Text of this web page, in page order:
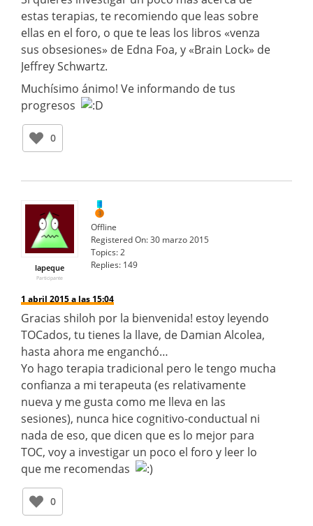
estas terapias, te recomiendo que leas sobre
ellas en el foro, o que te leas los libros «venza
sus obsesiones» de Edna Foa, y «Brain Lock» de
Jeffrey Schwartz.
Muchísimo ánimo! Ve informando de tus
progresos
0
lapeque
Participante
Offline
Registered On:30 marzo 2015
Topics:2
Replies: 149
1 abril 2015 a las 15:04
Gracias shiloh por la bienvenida! estoy leyendo
TOCados, tu tienes la llave, de Damian Alcolea,
hasta ahora me enganchó…
Yo hago terapia tradicional pero le tengo mucha
confianza a mi terapeuta (es relativamente
nueva y me gusta como me lleva en las
sesiones), nunca hice cognitivo-conductual ni
nada de eso, que dicen que es lo mejor para
TOC, voy a investigar un poco el foro y leer lo
que me recomendas
0